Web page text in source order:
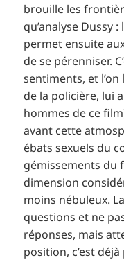
brouille les
qu’analyse Dussy :
permet ensuite
de se pérenniser.
sentiments, et
de la policière, lui
hommes de ce
avant cette
ébats sexuels du
gémissements du
dimension
moins nébuleux.
questions et ne
réponses, mais
position, c’est